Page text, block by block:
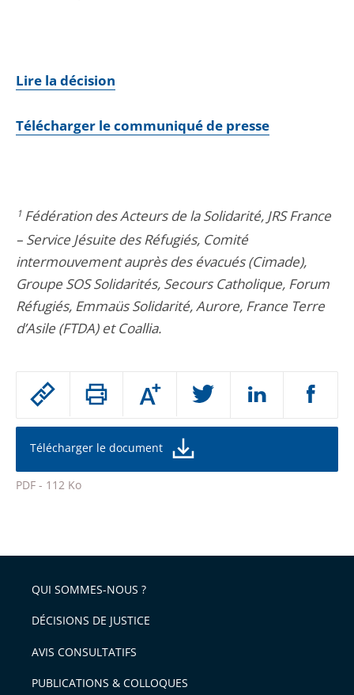
Passer
partage
de
l'article
pour
Augmenter
ou
la
de
police
Télécharger le document
PDF - 112 Ko
l'article
pour
avant
Lire la décision
Télécharger le communiqué de presse
1Fédération des Acteurs de la Solidarité, JRS France
– Service Jésuite des Réfugiés, Comité
intermouvement auprès des évacués (Cimade),
Groupe SOS Solidarités, Secours Catholique, Forum
Réfugiés, Emmaüs Solidarité, Aurore, France Terre
d’Asile (FTDA) et Coallia.
QUI SOMMES-NOUS ?
DÉCISIONS DE JUSTICE
AVIS CONSULTATIFS
PUBLICATIONS & COLLOQUES